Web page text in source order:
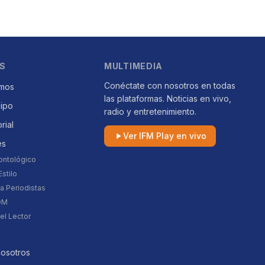
Periodistas
Lector
MULTIMEDIA
Conéctate con nosotros en todas
las plataformas. Noticias en vivo,
radio y entretenimiento.
Ver IFM Play en vivo